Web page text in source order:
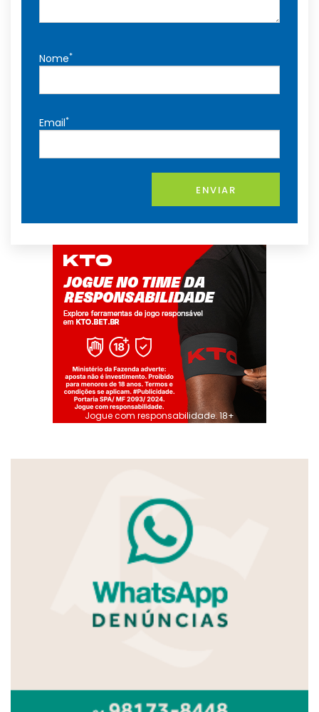
Nome*
Email*
ENVIAR
Jogue com responsabilidade. 18+